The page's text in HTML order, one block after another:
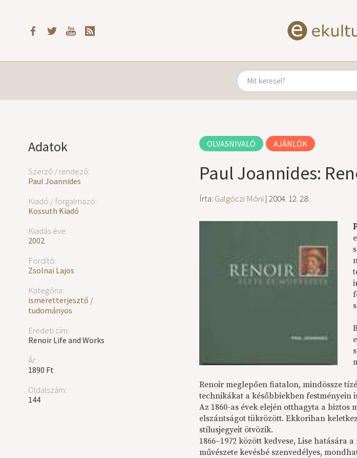
Adatok
Szerző / rendező:
Paul Joannides
Kiadó / forgalmazó:
Kossuth Kiadó
Kiadás éve:
2002
Fordító:
Zsolnai Lajos
Kategória:
ismeretterjesztő /
tudományos
Eredeti cím:
Renoir Life and Works
Ár:
1890 Ft
Oldalszám:
144
OLVASNIVALÓ AJÁNLÓK
Paul Joannides:
Írta: Galgóczi Móni| 2004. 12. 28.
Renoir meglepően fiatalon, mindössze
technikákat a későbbiekben festményein
Az 1860-as évek elején otthagyta a biztos
elszántságot tükrözött. Ekkoriban
stílusjegyeit ötvözik.
1866–1972 között kedvese, Lise
művészete kevésbé szenvedélyes,